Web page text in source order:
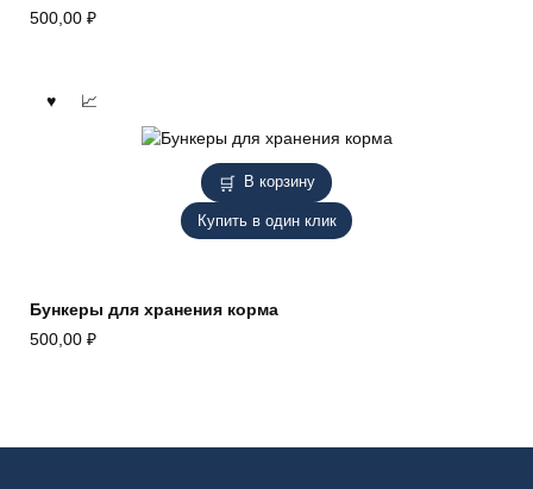
500,00 ₽
В корзину
Купить в один клик
Бункеры для хранения корма
500,00 ₽